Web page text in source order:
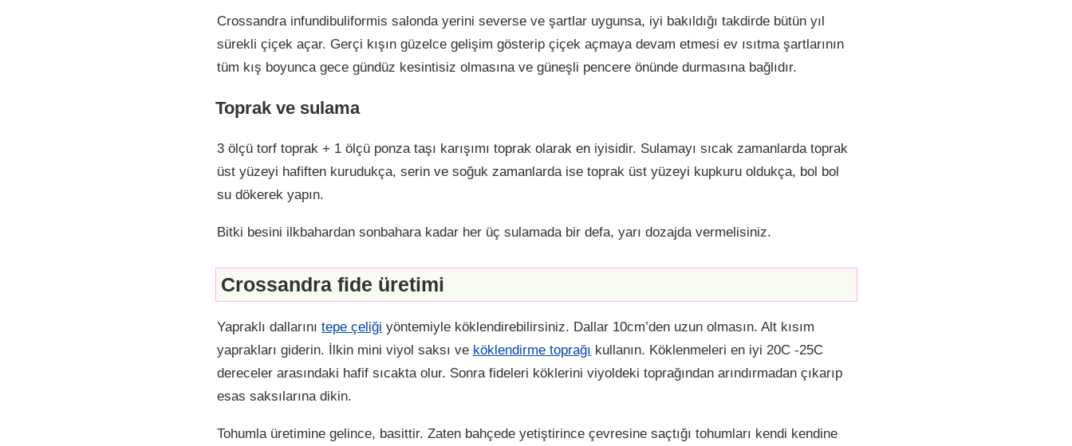
Crossandra infundibuliformis salonda yerini severse ve şartlar uygunsa, iyi bakıldığı takdirde bütün yıl
sürekli çiçek açar. Gerçi kışın güzelce gelişim gösterip çiçek açmaya devam etmesi ev ısıtma şartlarının
tüm kış boyunca gece gündüz kesintisiz olmasına ve güneşli pencere önünde durmasına bağlıdır.
Toprak ve sulama
3 ölçü torf toprak + 1 ölçü ponza taşı karışımı toprak olarak en iyisidir. Sulamayı sıcak zamanlarda toprak
üst yüzeyi hafiften kurudukça, serin ve soğuk zamanlarda ise toprak üst yüzeyi kupkuru oldukça, bol bol
su dökerek yapın.
Bitki besini ilkbahardan sonbahara kadar her üç sulamada bir defa, yarı dozajda vermelisiniz.
Crossandra fide üretimi
Yapraklı dallarını tepe çeliği yöntemiyle köklendirebilirsiniz. Dallar 10cm’den uzun olmasın. Alt kısım
yaprakları giderin. İlkin mini viyol saksı ve köklendirme toprağı kullanın. Köklenmeleri en iyi 20C -25C
dereceler arasındaki hafif sıcakta olur. Sonra fideleri köklerini viyoldeki toprağından arındırmadan çıkarıp
esas saksılarına dikin.
Tohumla üretimine gelince, basittir. Zaten bahçede yetiştirince çevresine saçtığı tohumları kendi kendine